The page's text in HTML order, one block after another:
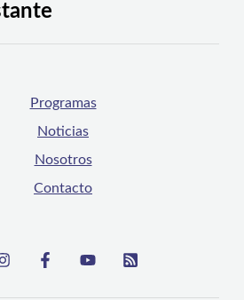
Programas
Noticias
Nosotros
Contacto